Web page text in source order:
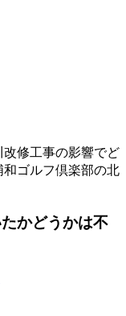
修工事の影響でど
ゴルフ倶楽部の北
かどうかは不